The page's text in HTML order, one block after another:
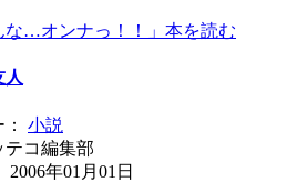
な…オンナっ！！」本を読む
人
小説
テコ編集部
2006年01月01日